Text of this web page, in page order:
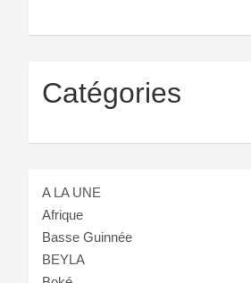
Catégories
A LA UNE
Afrique
Basse Guinnée
BEYLA